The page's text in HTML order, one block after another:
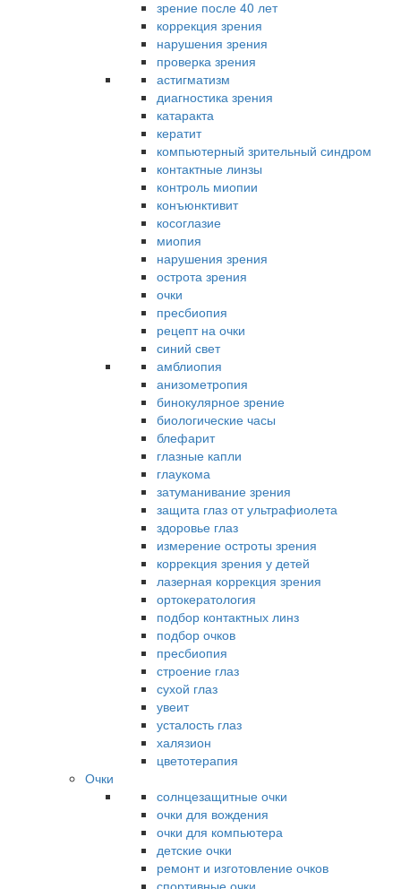
зрение после 40 лет
коррекция зрения
нарушения зрения
проверка зрения
астигматизм
диагностика зрения
катаракта
кератит
компьютерный зрительный синдром
контактные линзы
контроль миопии
конъюнктивит
косоглазие
миопия
нарушения зрения
острота зрения
очки
пресбиопия
рецепт на очки
синий свет
амблиопия
анизометропия
бинокулярное зрение
биологические часы
блефарит
глазные капли
глаукома
затуманивание зрения
защита глаз от ультрафиолета
здоровье глаз
измерение остроты зрения
коррекция зрения у детей
лазерная коррекция зрения
ортокератология
подбор контактных линз
подбор очков
пресбиопия
строение глаз
сухой глаз
увеит
усталость глаз
халязион
цветотерапия
Очки
солнцезащитные очки
очки для вождения
очки для компьютера
детские очки
ремонт и изготовление очков